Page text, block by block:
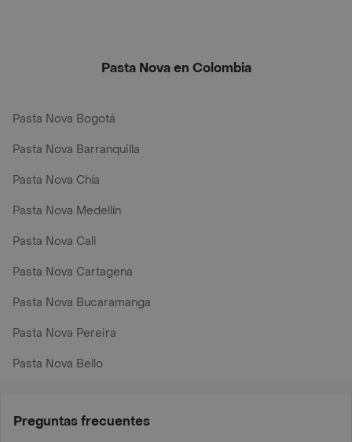
Pasta Nova en Colombia
Pasta Nova Bogotá
Pasta Nova Barranquilla
Pasta Nova Chía
Pasta Nova Medellín
Pasta Nova Cali
Pasta Nova Cartagena
Pasta Nova Bucaramanga
Pasta Nova Pereira
Pasta Nova Bello
Preguntas frecuentes